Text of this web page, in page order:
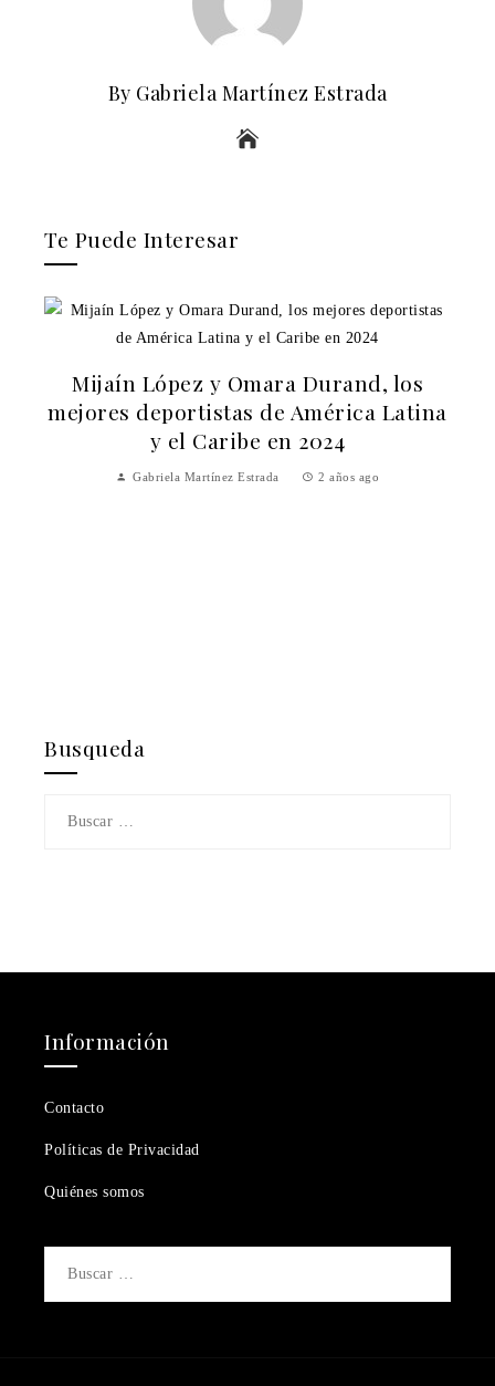
By Gabriela Martínez Estrada
Te Puede Interesar
Mijaín López y Omara Durand, los
mejores deportistas de América Latina
y el Caribe en 2024
Gabriela Martínez Estrada 2 años ago
Busqueda
Información
Contacto
Políticas de Privacidad
Quiénes somos